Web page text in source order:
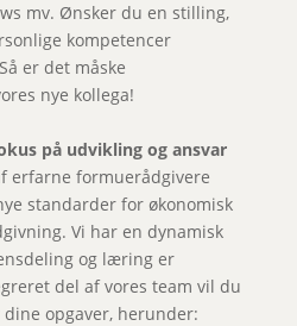
mv. Ønsker du en stilling,
kompetencer
er det måske
nye kollega!
på udvikling og ansvar
erfarne formuerådgivere
standarder for økonomisk
Vi har en dynamisk
og læring er
del af vores team vil du
opgaver, herunder: